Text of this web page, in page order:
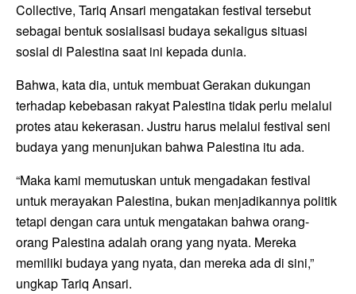
Collective, Tariq Ansari mengatakan festival tersebut
sebagai bentuk sosialisasi budaya sekaligus situasi
sosial di Palestina saat ini kepada dunia.
Bahwa, kata dia, untuk membuat Gerakan dukungan
terhadap kebebasan rakyat Palestina tidak perlu melalui
protes atau kekerasan. Justru harus melalui festival seni
budaya yang menunjukan bahwa Palestina itu ada.
“Maka kami memutuskan untuk mengadakan festival
untuk merayakan Palestina, bukan menjadikannya politik
tetapi dengan cara untuk mengatakan bahwa orang-
orang Palestina adalah orang yang nyata. Mereka
memiliki budaya yang nyata, dan mereka ada di sini,”
ungkap Tariq Ansari.